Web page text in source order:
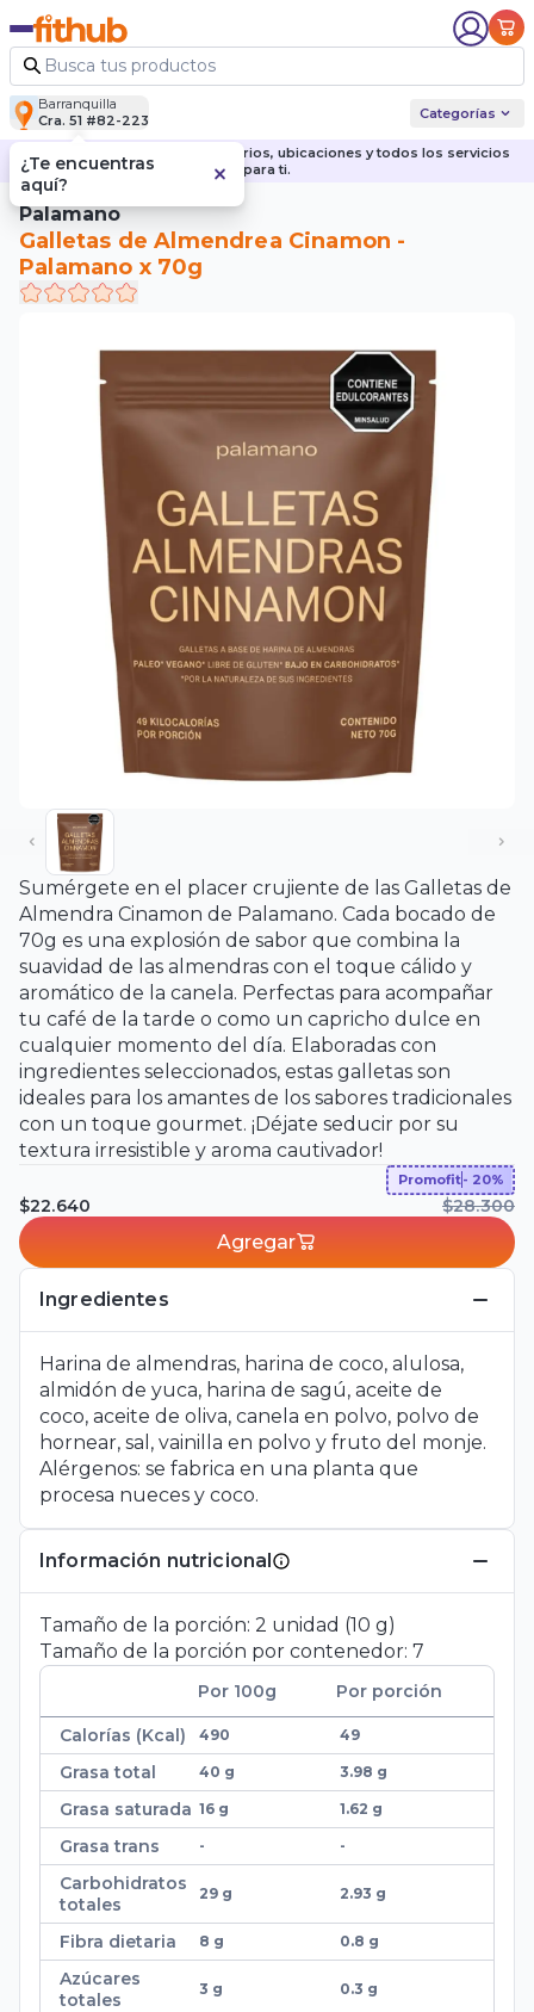
Barranquilla
Cra. 51 #82-223
Categorías
Descubre nuestras sedes, horarios, ubicaciones y todos los servicios
para ti.
Palamano
Galletas de Almendrea Cinamon -
Palamano x 70g
Sumérgete en el placer crujiente de las Galletas de
Almendra Cinamon de Palamano. Cada bocado de
70g es una explosión de sabor que combina la
suavidad de las almendras con el toque cálido y
aromático de la canela. Perfectas para acompañar
tu café de la tarde o como un capricho dulce en
cualquier momento del día. Elaboradas con
ingredientes seleccionados, estas galletas son
ideales para los amantes de los sabores tradicionales
con un toque gourmet. ¡Déjate seducir por su
textura irresistible y aroma cautivador!
$22.640
Promofit- 20%
$28.300
Agregar
Ingredientes
Harina de almendras, harina de coco, alulosa,
almidón de yuca, harina de sagú, aceite de
coco, aceite de oliva, canela en polvo, polvo de
hornear, sal, vainilla en polvo y fruto del monje.
Alérgenos: se fabrica en una planta que
procesa nueces y coco.
Información nutricional
Tamaño de la porción: 2 unidad (10 g)
Tamaño de la porción por contenedor: 7
Por 100g Por porción
Calorías (Kcal) 490 49
Grasa total 40 g 3.98 g
Grasa saturada 16 g 1.62 g
Grasa trans - -
Carbohidratos
totales
29 g 2.93 g
Fibra dietaria 8 g 0.8 g
Azúcares
totales
3 g 0.3 g
¿Te encuentras
aquí?